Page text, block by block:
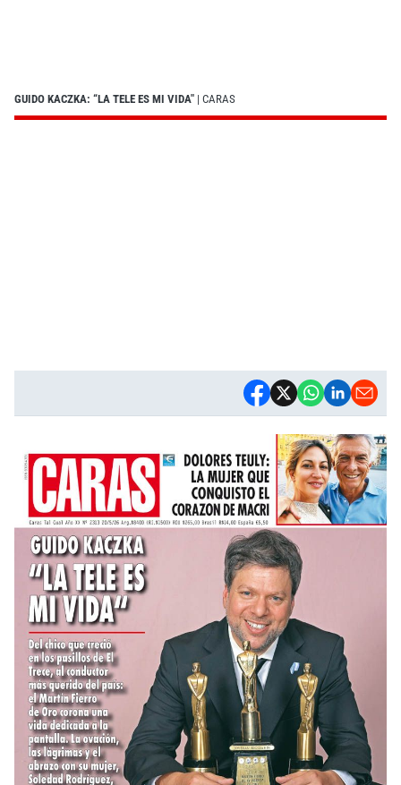
GUIDO KACZKA: “LA TELE ES MI VIDA" | CARAS